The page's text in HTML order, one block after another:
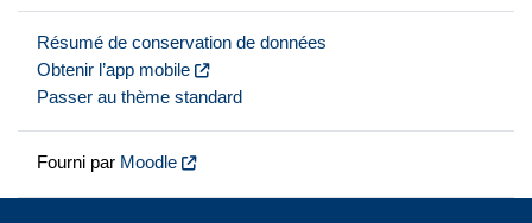
Résumé de conservation de données
Obtenir l’app mobile
Passer au thème standard
Fourni par Moodle